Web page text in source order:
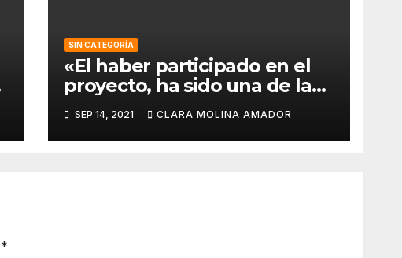
SIN CATEGORÍA
«El haber participado en el
proyecto, ha sido una de las
mejores experiencias que he
vivido, pues a pesar de la
barrera del idioma, he sido
SEP 14, 2021 CLARA MOLINA AMADOR
*